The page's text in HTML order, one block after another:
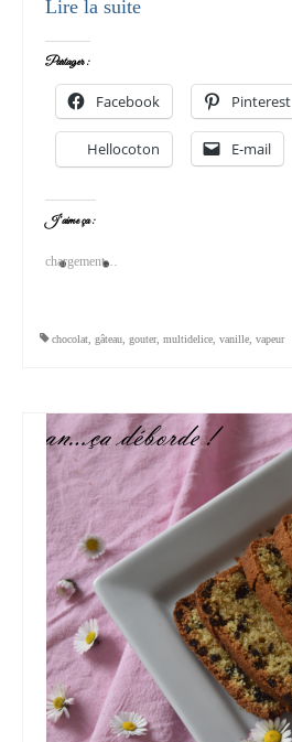
Lire la suite­­
Partager :
Facebook Pinterest
Hellocoton E-mail
J’aime ça :
chargement…
chocolat gâteau gouter, multidelice vanille vapeur